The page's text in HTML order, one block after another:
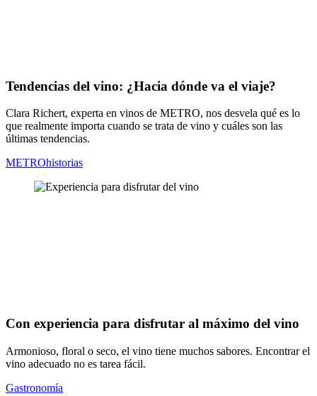
Tendencias del vino: ¿Hacia dónde va el viaje?
Clara Richert, experta en vinos de METRO, nos desvela qué es lo
que realmente importa cuando se trata de vino y cuáles son las
últimas tendencias.
METROhistorias
Con experiencia para disfrutar al máximo del vino
Armonioso, floral o seco, el vino tiene muchos sabores. Encontrar el
vino adecuado no es tarea fácil.
Gastronomía